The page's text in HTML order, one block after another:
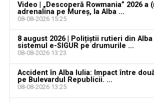
Locuri de muncă în Teiuș,
2026. AJOFM Alba a publicat lista
vacante
Bărbat de 30 de ani din Galda de
Video | „Descoperă Rowmania” 2026 a
adrenalina pe Mureș, la Alba ...
08-08-2026 15:25
8 august 2026 | Polițiștii rutieri din
sistemul e-SIGUR pe drumurile ...
08-08-2026 13:23
Accident în Alba Iulia: Impact între
pe Bulevardul Republicii. ...
08-08-2026 13:25